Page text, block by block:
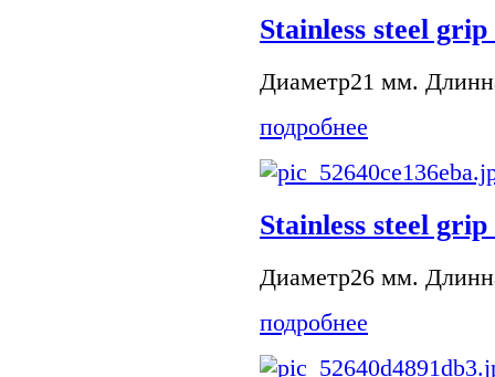
Stainless steel grip
Диаметр21 мм.
подробнее
Stainless steel grip
Диаметр26 мм.
подробнее